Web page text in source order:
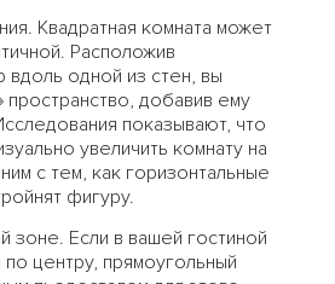
Квадратная комната может
Расположив
вдоль одной из стен, вы
пространство, добавив ему
показывают, что
увеличить комнату на
с тем, как горизонтальные
фигуру.
зоне. Если в вашей гостиной
центру, прямоугольный